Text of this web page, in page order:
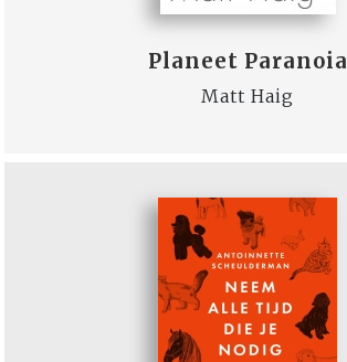
Planeet Paranoia
Matt Haig